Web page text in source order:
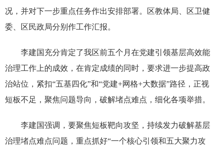
况，并对下一步重点任务作出安排部署。区教体局、区卫健
委、区民政局分别作工作汇报。
李建国充分肯定了我区前五个月在党建引领基层高效能
治理工作上的成效，在肯定成绩的同时，要求进一步提高政
治站位，紧扣“五基四化”和“党建+网格+大数据”路径，正视
短板不足，聚焦问题导向，破解堵点难点，细化各项举措。
李建国强调，要聚焦短板靶向攻坚，持续发力破解基层
治理堵点难点问题，重点抓好“一个核心引领和五大聚力攻